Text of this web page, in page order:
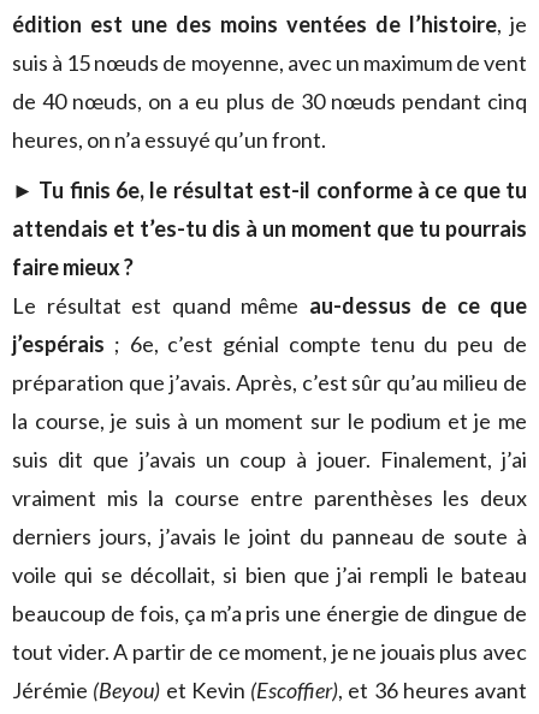
édition est une des moins ventées de l’histoire, je
suis à 15 nœuds de moyenne, avec un maximum de vent
de 40 nœuds, on a eu plus de 30 nœuds pendant cinq
heures, on n’a essuyé qu’un front.
► Tu finis 6e, le résultat est-il conforme à ce que tu
attendais et t’es-tu dis à un moment que tu pourrais
faire mieux ?
Le résultat est quand même au-dessus de ce que
j’espérais ; 6e, c’est génial compte tenu du peu de
préparation que j’avais. Après, c’est sûr qu’au milieu de
la course, je suis à un moment sur le podium et je me
suis dit que j’avais un coup à jouer. Finalement, j’ai
vraiment mis la course entre parenthèses les deux
derniers jours, j’avais le joint du panneau de soute à
voile qui se décollait, si bien que j’ai rempli le bateau
beaucoup de fois, ça m’a pris une énergie de dingue de
tout vider. A partir de ce moment, je ne jouais plus avec
Jérémie (Beyou) et Kevin (Escoffier), et 36 heures avant